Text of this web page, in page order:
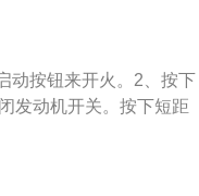
动按钮来开火。2、按下
发动机开关。按下短距
、持续按住开关直到短
个品牌。卡罗拉采用的